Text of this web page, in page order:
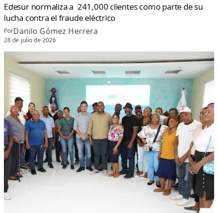
Edesur normaliza a 241,000 clientes como parte de su
lucha contra el fraude eléctrico
PorDanilo Gómez Herrera
28 de julio de 2026